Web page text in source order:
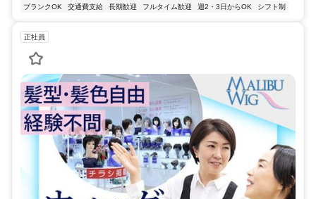
ブランクOK
交通費支給 長期歓迎 フルタイム歓迎 週2・3日からOK シフト制
正社員